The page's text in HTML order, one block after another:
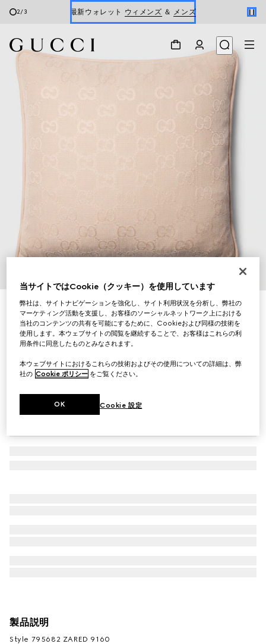
2/3 最新ウォレット ウィメンズ ＆ メンズ
オンライン限定 〔GGマーモント〕
/5
GGヴィスコース クッション
￥113,300
（税込）
バリエーション アイボリー
製品説明
Style ‎795682 ZARED 9160
当サイトではCookie（クッキー）を使用しています
弊社は、サイトナビゲーションを強化し、サイト利用状況を分析し、弊社の
マーケティング活動を支援し、お客様のソーシャルネットワーク上における
当社のコンテンツの共有を可能にするために、Cookieおよび同様の技術を
使用します。本ウェブサイトの閲覧を継続することで、お客様はこれらの利
用条件に同意したものとみなされます。
本ウェブサイトにおけるこれらの技術およびその使用についての詳細は、弊
社の Cookie ポリシー をご覧ください。
Cookie 設定
OK